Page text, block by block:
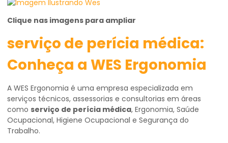
Clique nas imagens para ampliar
serviço de perícia médica:
Conheça a WES Ergonomia
A WES Ergonomia é uma empresa especializada em
serviços técnicos, assessorias e consultorias em áreas
como serviço de perícia médica, Ergonomia, Saúde
Ocupacional, Higiene Ocupacional e Segurança do
Trabalho.